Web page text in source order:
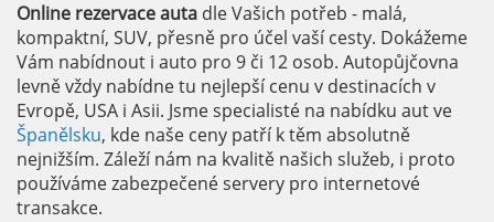
Online rezervace auta dle Vašich potřeb - malá,
kompaktní, SUV, přesně pro účel vaší cesty. Dokážeme
Vám nabídnout i auto pro 9 či 12 osob. Autopůjčovna
levně vždy nabídne tu nejlepší cenu v destinacích v
Evropě, USA i Asii. Jsme specialisté na nabídku aut ve
Španělsku, kde naše ceny patří k těm absolutně
nejnižším. Záleží nám na kvalitě našich služeb, i proto
používáme zabezpečené servery pro internetové
transakce.